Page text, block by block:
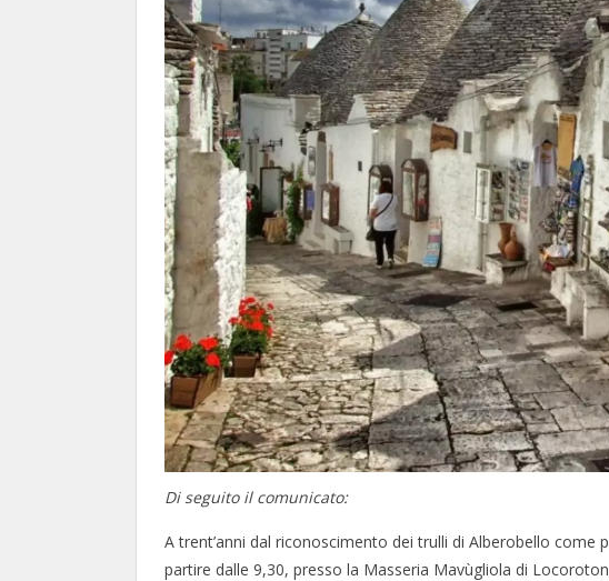
Di seguito il comunicato:
A trent’anni dal riconoscimento dei trulli di Alberobello
partire dalle 9,30, presso la Masseria Mavùgliola di